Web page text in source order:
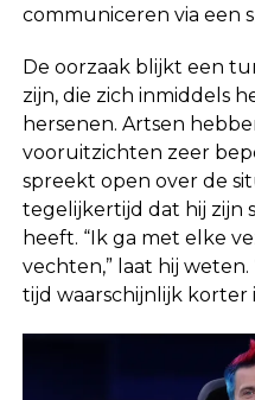
communiceren via een
De oorzaak blijkt een
zijn, die zich inmiddels
hersenen. Artsen
vooruitzichten zeer
spreekt open over de
tegelijkertijd dat hij zijn
heeft. “Ik ga met elke
vechten,” laat hij weten.
tijd waarschijnlijk korter